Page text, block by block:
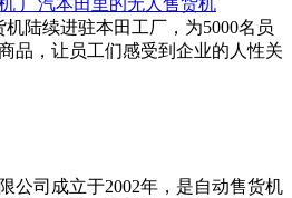
广汽本田里的无人售货机
机陆续进驻本田工厂，为5000名员
品，让员工们感受到企业的人性关
公司成立于2002年，是自动售货机